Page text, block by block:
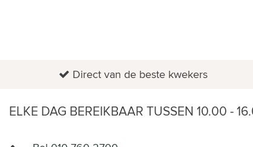
Direct van de beste kwekers
ELKE DAG BEREIKBAAR TUSSEN 10.00 -